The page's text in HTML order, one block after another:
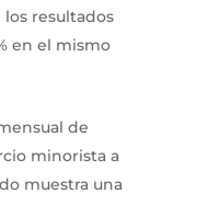
resultados
en el mismo
de
minorista a
muestra una